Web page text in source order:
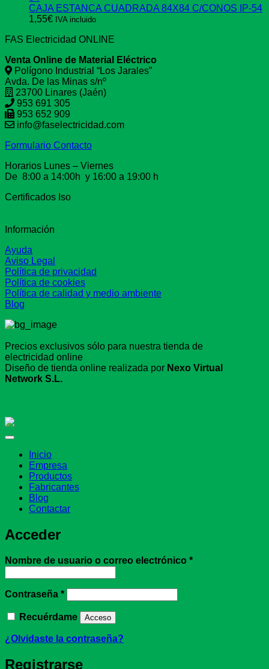
CAJA ESTANCA CUADRADA 84X84 C/CONOS IP-54
1,55€ IVA incluido
FAS Electricidad ONLINE
Venta Online de Material Eléctrico
Polígono Industrial “Los Jarales”
Avda. De las Minas s/nº
23700 Linares (Jaén)
953 691 305
953 652 909
info@faselectricidad.com
Formulario Contacto
Horarios Lunes – Viernes
De 8:00 a 14:00h y 16:00 a 19:00 h
Certificados Iso
Información
Ayuda
Aviso Legal
Política de privacidad
Política de cookies
Política de calidad y medio ambiente
Blog
Precios exclusivos sólo para nuestra tienda de
electricidad online
Diseño de tienda online realizada por Nexo Virtual
Network S.L.
Inicio
Empresa
Productos
Fabricantes
Blog
Contactar
Acceder
Nombre de usuario o correo electrónico *Obligatorio
Contraseña *Obligatorio
Recuérdame Acceso
¿Olvidaste la contraseña?
Registrarse